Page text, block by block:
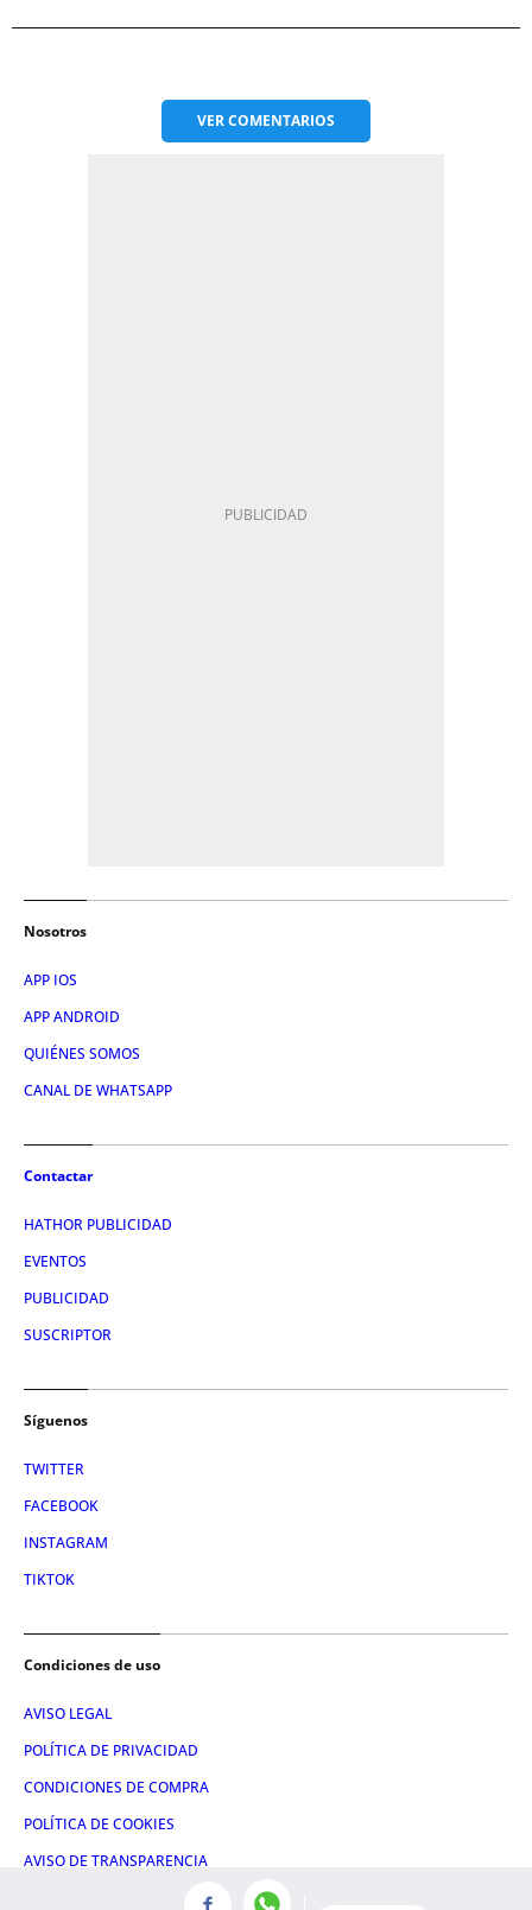
VERCOMENTARIOS
Nosotros
APP IOS
APP ANDROID
QUIÉNES SOMOS
CANAL DE WHATSAPP
Contactar
HATHOR PUBLICIDAD
EVENTOS
PUBLICIDAD
SUSCRIPTOR
Síguenos
TWITTER
FACEBOOK
INSTAGRAM
TIKTOK
Condiciones de uso
AVISO LEGAL
POLÍTICA DE PRIVACIDAD
CONDICIONES DE COMPRA
POLÍTICA DE COOKIES
AVISO DE TRANSPARENCIA